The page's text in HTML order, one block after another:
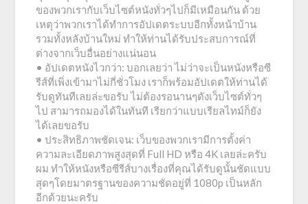
ของพวกเรากับเว็บไซต์หนังทั่วๆไปก็มีเหมือนกัน ด้วย
เหตุว่าพวกเราได้ทำการอัปเดตระบบอีกทั้งหน้าบ้าน
รวมทั้งหลังบ้านใหม่ ทำให้ท่านได้รับประสบการณ์ที่
ต่างจากเว็บอื่นอย่างแน่นอน
• อัปเดตหนังไวกว่า: บอกเลยว่า ไม่ว่าจะเป็นหนังหรือซี
รีส์ที่เพิ่งเข้ามาไม่กี่ชั่วโมง เราก็พร้อมอัปเดตให้ท่านได้
รับดูทันทีเลยล่ะขอรับ ไม่ต้องรอนานๆดังเว็บไซต์ทั่วๆ
ไป สามารถมองได้ในทันที เรียกว่าแบบเรียลไทม์ก็ยัง
ได้เลยขอรับ
• ประสิทธิภาพชัดเจน: เว็บของพวกเรามีการตั้งค่า
ความละเอียดภาพสูงสุดที่ Full HD หรือ 4K เลยล่ะครับ
ผม ทำให้หนังหรือซีรีส์บางเรื่องที่คุณได้รับดูนั้นชัดแบบ
สุดๆโดยมาตรฐานของความชัดอยู่ที่ 1080p เป็นหลัก
อีกด้วยนะครับ